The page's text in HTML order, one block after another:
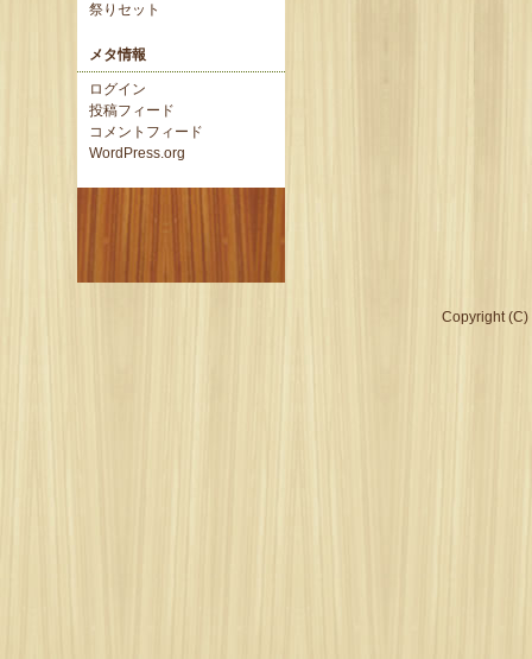
祭りセット
メタ情報
ログイン
投稿フィード
コメントフィード
WordPress.org
Copyright (C)